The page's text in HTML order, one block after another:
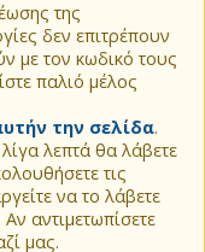
της
δεν επιτρέπουν
με τον κωδικό τους
παλιό μέλος
την σελίδα.
λεπτά θα λάβετε
τις
να το λάβετε
αντιμετωπίσετε
μας.